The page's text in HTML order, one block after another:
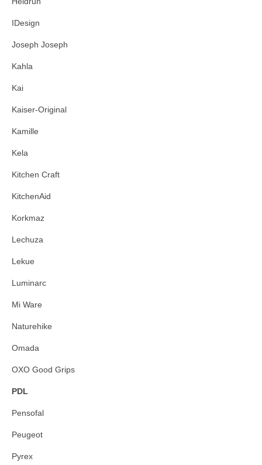
IDesign
Joseph Joseph
Kahla
Kai
Kaiser-Original
Kamille
Kela
Kitchen Craft
KitchenAid
Korkmaz
Lechuza
Lekue
Luminarc
Mi Ware
Naturehike
Omada
OXO Good Grips
PDL
Pensofal
Peugeot
Pyrex